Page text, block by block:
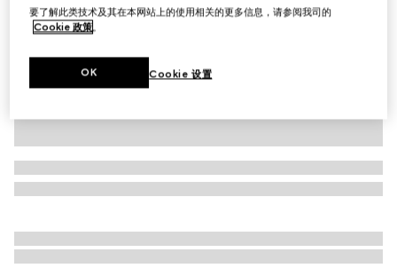
要了解此类技术及其在本网站上的使用相关的更多信息，请参阅我司的
Cookie 政策。
Cookie 设置
OK